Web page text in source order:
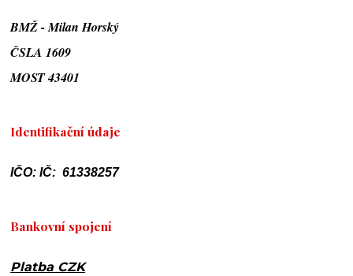
BMŽ - Milan Horský
ČSLA 1609
MOST 43401
Identifikační údaje
IČO: IČ: 61338257
Bankovní spojení
Platba CZK